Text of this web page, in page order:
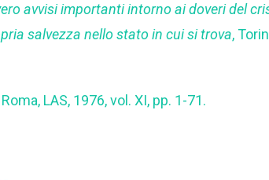
avvisi importanti intorno ai doveri del
salvezza nello stato in cui si trova,
Roma, LAS, 1976, vol. XI, pp. 1-71.